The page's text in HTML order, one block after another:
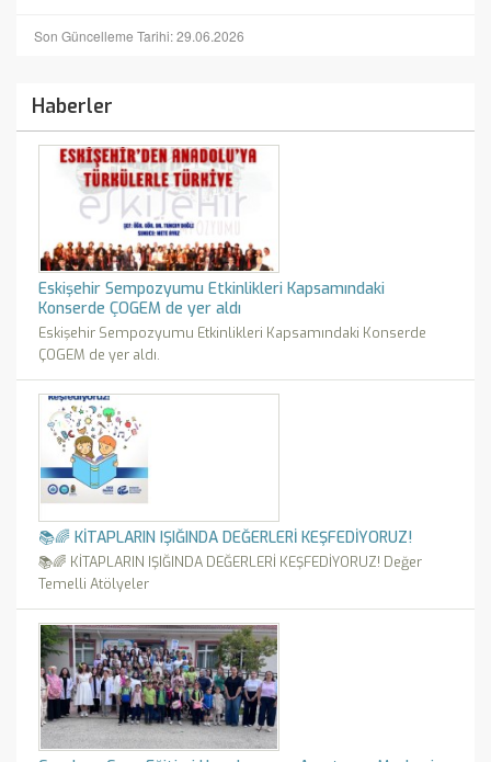
Son Güncelleme Tarihi: 29.06.2026
Haberler
Eskişehir Sempozyumu Etkinlikleri Kapsamındaki
Konserde ÇOGEM de yer aldı
Eskişehir Sempozyumu Etkinlikleri Kapsamındaki Konserde
ÇOGEM de yer aldı.
📚🌈 KİTAPLARIN IŞIĞINDA DEĞERLERİ KEŞFEDİYORUZ!
📚🌈 KİTAPLARIN IŞIĞINDA DEĞERLERİ KEŞFEDİYORUZ! Değer
Temelli Atölyeler